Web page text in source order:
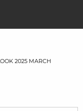
2025 MARCH